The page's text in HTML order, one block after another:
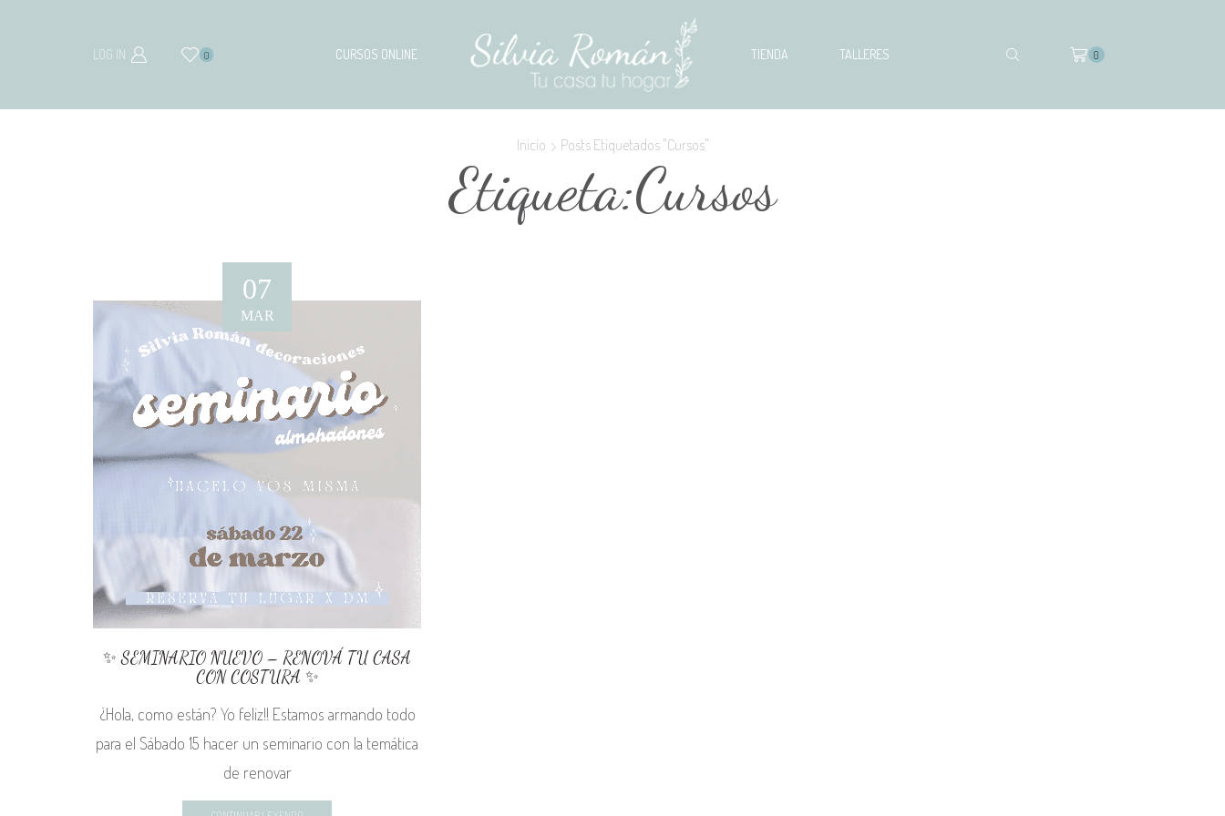
LOG IN 0 CURSOS ONLINE TIENDA TALLERES 0
Inicio Posts Etiquetados "Cursos"
Etiqueta:Cursos
07
MAR
✨ SEMINARIO NUEVO – RENOVÁ TU CASA
CON COSTURA ✨
¿Hola, como están? Yo feliz!! Estamos armando todo
para el Sábado 15 hacer un seminario con la temática
de renovar